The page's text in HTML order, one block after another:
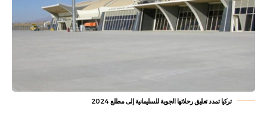
تركيا تمدد تعليق رحلاتها الجوية للسليمانية إلى مطلع 2024